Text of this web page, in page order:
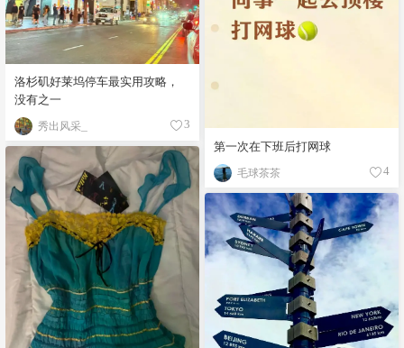
洛杉矶好莱坞停车最实用攻略，
没有之一
秀出风采_ 3
第一次在下班后打网球
毛球茶茶 4